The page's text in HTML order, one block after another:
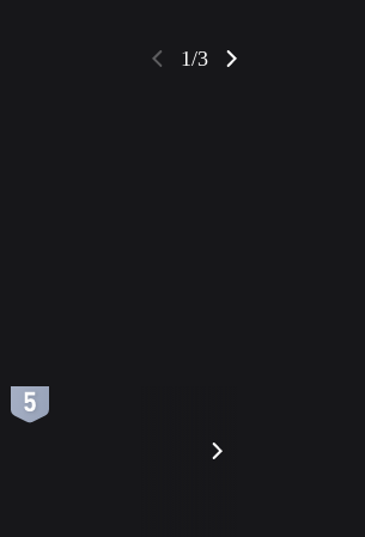
1/3